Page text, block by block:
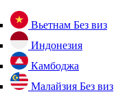
Вьетнам Без виз
Индонезия
Камбоджа
Малайзия Без виз